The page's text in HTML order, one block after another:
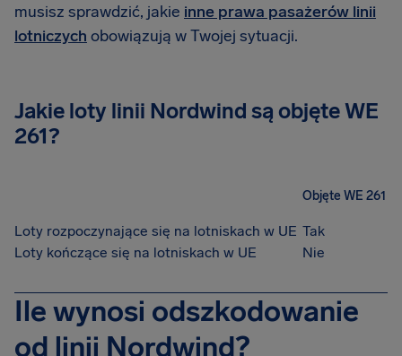
musisz sprawdzić, jakie inne prawa pasażerów linii
lotniczych obowiązują w Twojej sytuacji.
Jakie loty linii Nordwind są objęte WE
261?
Objęte WE 261
Loty rozpoczynające się na lotniskach w UE Tak
Loty kończące się na lotniskach w UE
Nie
Ile wynosi odszkodowanie
od linii Nordwind?